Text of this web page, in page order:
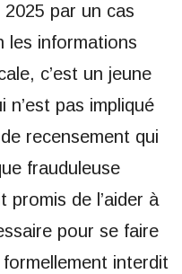
par un cas
les informations
c’est un jeune
n’est pas impliqué
recensement qui
frauduleuse
promis de l’aider à
pour se faire
interdit